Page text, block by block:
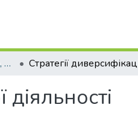
ОПП "Підприємництво, торгівля та біржова діяльність"